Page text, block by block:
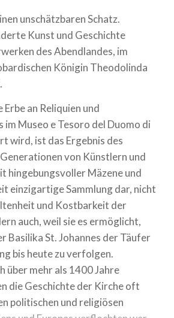
unschätzbaren Schatz.
Kunst und Geschichte
des Abendlandes, im
Königin Theodolinda
an Reliquien und
im Museo e Tesoro del Duomo di
wird, ist das Ergebnis des
von Künstlern und
hingebungsvoller Mäzene und
einzigartige Sammlung dar, nicht
und Kostbarkeit der
auch, weil sie es ermöglicht,
Basilika St. Johannes der Täufer
bis heute zu verfolgen.
über mehr als 1400 Jahre
die Geschichte der Kirche oft
politischen und religiösen